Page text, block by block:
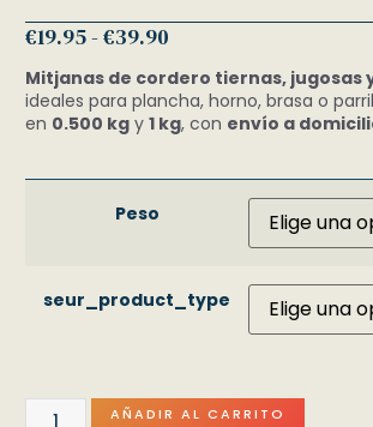
€19.95-€39.90
Mitjanas de cordero tiernas, jugosas
ideales para plancha, horno, brasa o
en 0.500 kg y 1 kg, con envío a
Peso
seur_product_type
AÑADIR AL CARRITO